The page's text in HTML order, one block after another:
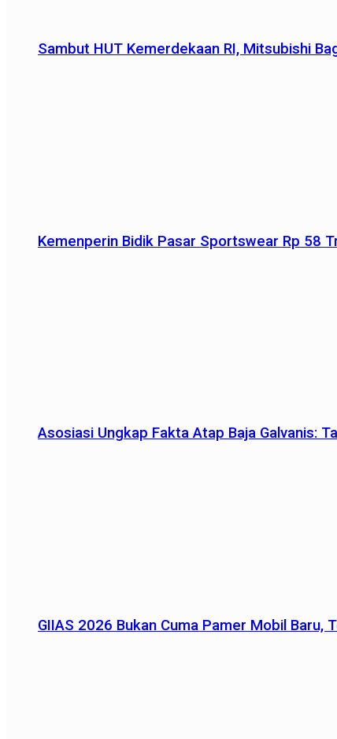
Sambut HUT Kemerdekaan RI, Mitsubishi
Kemenperin Bidik Pasar Sportswear Rp 58
Asosiasi Ungkap Fakta Atap Baja Galvanis:
GIIAS 2026 Bukan Cuma Pamer Mobil Baru,